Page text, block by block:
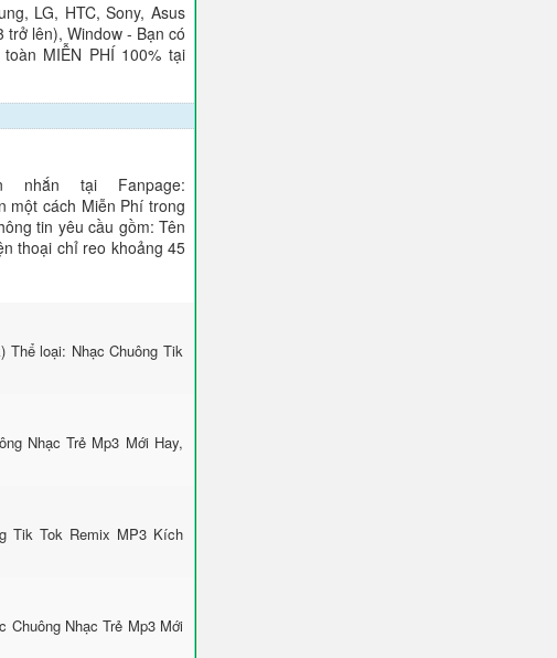
LG, HTC, Sony, Asus
trở lên), Window - Bạn có
MIỄN PHÍ 100% tại
tại Fanpage:
một cách Miễn Phí trong
tin yêu cầu gồm: Tên
thoại chỉ reo khoảng 45
Thể loại: Nhạc Chuông Tik
Nhạc Trẻ Mp3 Mới Hay,
Tik Tok Remix MP3 Kích
Chuông Nhạc Trẻ Mp3 Mới